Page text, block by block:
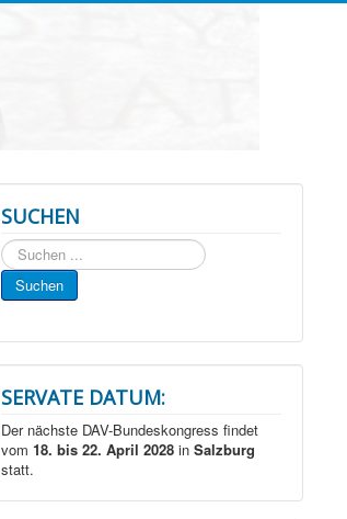
SUCHEN
Suchen
...
Suchen
SERVATE DATUM:
Der nächste DAV-Bundeskongress findet
vom18. bis 22. April 2028 inSalzburg
statt.